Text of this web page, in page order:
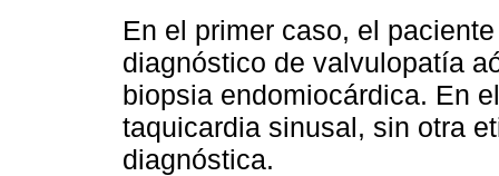
En el primer caso, el
diagnóstico de valvulopatía
biopsia endomiocárdica. En
taquicardia sinusal, sin otra
diagnóstica.